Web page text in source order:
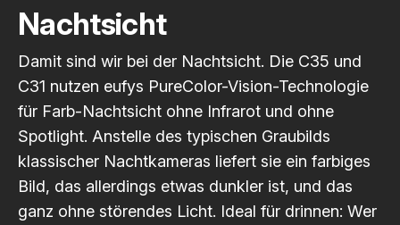
Nachtsicht
Damit sind wir bei der Nachtsicht. Die C35 und
C31 nutzen eufys PureColor-Vision-Technologie
für Farb-Nachtsicht ohne Infrarot und ohne
Spotlight. Anstelle des typischen Graubilds
klassischer Nachtkameras liefert sie ein farbiges
Bild, das allerdings etwas dunkler ist, und das
ganz ohne störendes Licht. Ideal für drinnen: Wer